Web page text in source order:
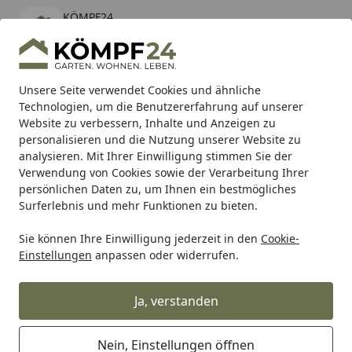
Unsere Seite verwendet Cookies und ähnliche
Technologien, um die Benutzererfahrung auf unserer
Website zu verbessern, Inhalte und Anzeigen zu
personalisieren und die Nutzung unserer Website zu
analysieren. Mit Ihrer Einwilligung stimmen Sie der
Verwendung von Cookies sowie der Verarbeitung Ihrer
persönlichen Daten zu, um Ihnen ein bestmögliches
Surferlebnis und mehr Funktionen zu bieten.
Sie können Ihre Einwilligung jederzeit in den Cookie-
Einstellungen anpassen oder widerrufen.
Ja, verstanden
Nein, Einstellungen öffnen
KÖMPF24
kostenlos - Im App Store
Hotline
Alle Produkte
Mein Konto
Suchen
Karibu Pools inkl. gratis Sandfilteranlage & Pool-
Starterset (Gesamtwert bis 468,99€)
Startseite
SBS Bremsbeläge Racing SBS Bremsbelag 955DS-2
SBS Bremsbelag 955DS-2 Road
Racing Endurance (weicher Biss)